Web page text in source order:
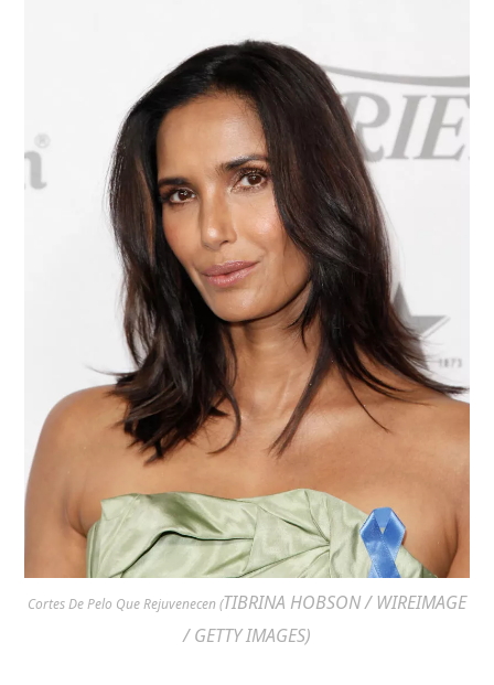
Cortes De Pelo Que Rejuvenecen (TIBRINA HOBSON / WIREIMAGE
/ GETTY IMAGES)